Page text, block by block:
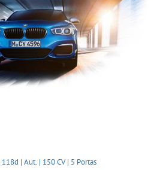
| Aut. | 150 CV | 5 Portas